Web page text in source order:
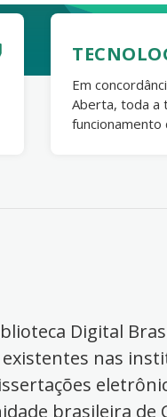
Em
Aberta, toda a
funcionamento
Digital
nas
brasileira